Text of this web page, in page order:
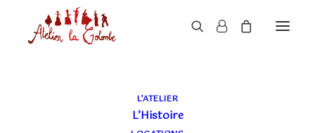
L’ATELIER
L’Histoire